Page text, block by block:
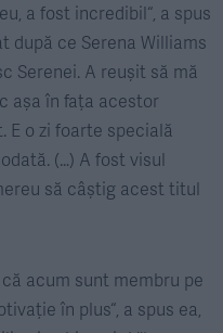
a fost incredibil“, a spus
după ce Serena Williams
Serenei. A reușit să mă
așa în fața acestor
E o zi foarte specială
(…) A fost visul
să câștig acest titul
acum sunt membru pe
în plus“, a spus ea,